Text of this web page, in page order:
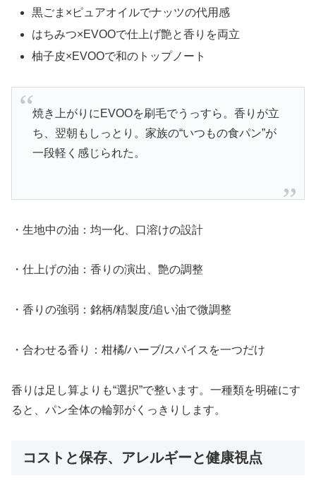
黒ごま×ピュアオイルでナッツの代用感
はちみつ×EVOOで仕上げ艶と香りを両立
柚子皮×EVOOで和のトップノート
焼き上がりにEVOOを刷毛でうっすら。香りが立
ち、翌朝もしっとり。家族の“いつもの食パン”が
一段軽く感じられた。
・生地中の油：均一化、口溶けの設計
・仕上げの油：香りの演出、艶の調整
・香りの強弱：銘柄/精製度/追い油で微調整
・合わせる香り：柑橘/ハーブ/スパイスを一つだけ
香りは足し算よりも“選択”で整います。一種類を明確にす
ると、パン全体の輪郭がくっきりします。
コストと保存、アレルギーと健康視点